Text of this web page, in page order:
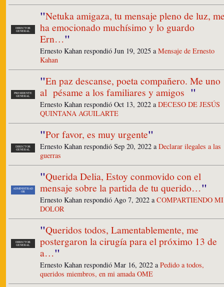
DIRECTOR
GENERAL
"Netuka amigaza, tu mensaje pleno de luz,
ha emocionado muchísimo y lo guardo
Ern…"
Ernesto Kahan respondió Jun 19, 2025 aMensaje de Ernesto
Kahan
PRESIDENTE
GENERAL
"En paz descanse, poeta compañero. Me uno
al pésame a los familiares y amigos "
Ernesto Kahan respondió Oct 13, 2022 aDECESO DE JESÚS
QUINTANA AGUILARTE
DIRECTOR
GENERAL
"Por favor, es muy urgente"
Ernesto Kahan respondió Sep 20, 2022 aDeclarar ilegales a las
guerras
ADMINISTRAD
OR
"Querida Delia, Estoy conmovido con el
mensaje sobre la partida de tu querido…"
Ernesto Kahan respondió Ago 7, 2022 aCOMPARTIENDO MI
DOLOR
DIRECTOR
GENERAL
"Queridos todos, Lamentablemente, me
postergaron la cirugía para el próximo 13 de
a…"
Ernesto Kahan respondió Mar 16, 2022 aPedido a todos,
queridos miembros, en mi amada OME